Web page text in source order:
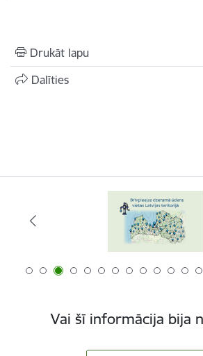
Drukāt lapu
Dalīties
Vai šī informācija bija